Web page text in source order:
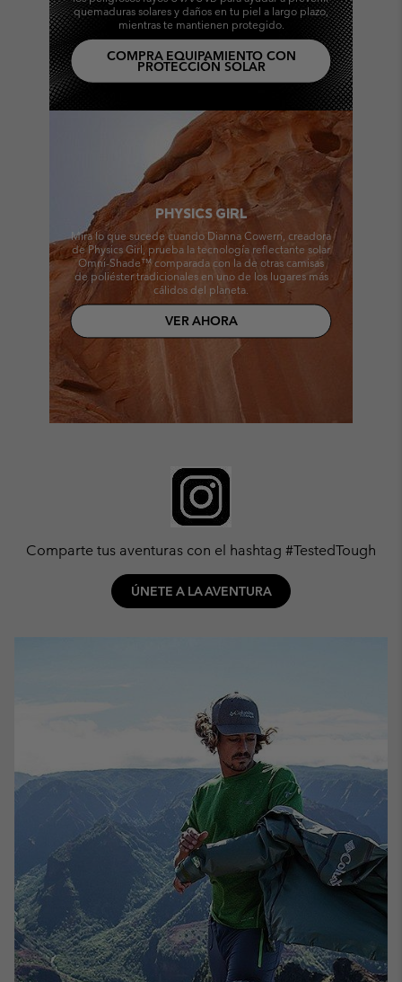
quemaduras solares y daños en tu piel a largo plazo,
mientras te mantienen protegido.
COMPRA EQUIPAMIENTO CON
PROTECCIÓN SOLAR
PHYSICS GIRL
Mira lo que sucede cuando Dianna Cowern, creadora
de Physics Girl, prueba la tecnología reflectante solar
Omni-Shade™ comparada con la de otras camisas
de poliéster tradicionales en uno de los lugares más
cálidos del planeta.
VER AHORA
Comparte tus aventuras con el hashtag #TestedTough
ÚNETE A LA AVENTURA